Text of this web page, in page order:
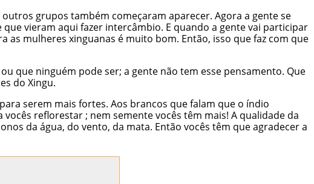
grupos também começaram aparecer. Agora a gente se
vieram aqui fazer intercâmbio. E quando a gente vai participar
as mulheres xinguanas é muito bom. Então, isso que faz com que
que ninguém pode ser; a gente não tem esse pensamento. Que
do Xingu.
serem mais fortes. Aos brancos que falam que o índio
reflorestar ; nem semente vocês têm mais! A qualidade da
da água, do vento, da mata. Então vocês têm que agradecer a